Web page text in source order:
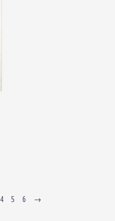
4 5 6 →